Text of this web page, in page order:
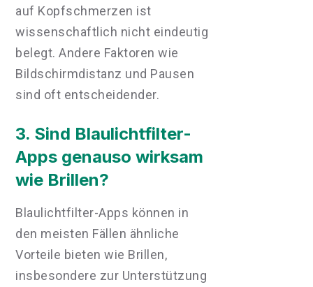
auf Kopfschmerzen ist
wissenschaftlich nicht eindeutig
belegt. Andere Faktoren wie
Bildschirmdistanz und Pausen
sind oft entscheidender.
3. Sind Blaulichtfilter-
Apps genauso wirksam
wie Brillen?
Blaulichtfilter-Apps können in
den meisten Fällen ähnliche
Vorteile bieten wie Brillen,
insbesondere zur Unterstützung